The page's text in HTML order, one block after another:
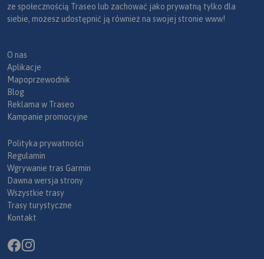
ze społecznością Traseo lub zachować jako prywatną tylko dla
siebie, możesz udostępnić ją również na swojej stronie www!
O nas
Aplikacje
Mapoprzewodnik
Blog
Reklama w Traseo
Kampanie promocyjne
Polityka prywatności
Regulamin
Wgrywanie tras Garmin
Dawna wersja strony
Wszystkie trasy
Trasy turystyczne
Kontakt